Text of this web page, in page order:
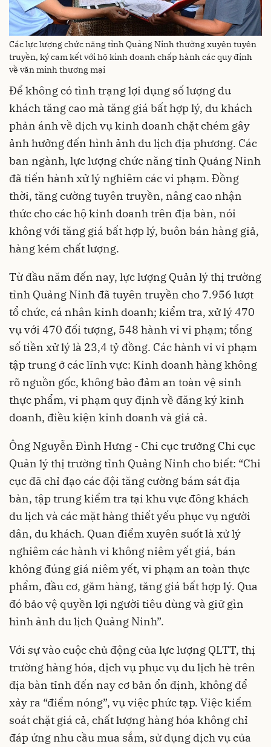
Các lực lượng chức năng tỉnh Quảng Ninh thường xuyên tuyên
truyền, ký cam kết với hộ kinh doanh chấp hành các quy định
về văn minh thương mại
Để không có tình trạng lợi dụng số lượng du
khách tăng cao mà tăng giá bất hợp lý, du khách
phản ánh về dịch vụ kinh doanh chặt chém gây
ảnh hưởng đến hình ảnh du lịch địa phương. Các
ban ngành, lực lượng chức năng tỉnh Quảng Ninh
đã tiến hành xử lý nghiêm các vi phạm. Đồng
thời, tăng cường tuyên truyền, nâng cao nhận
thức cho các hộ kinh doanh trên địa bàn, nói
không với tăng giá bất hợp lý, buôn bán hàng giả,
hàng kém chất lượng.
Từ đầu năm đến nay, lực lượng Quản lý thị trường
tỉnh Quảng Ninh đã tuyên truyền cho 7.956 lượt
tổ chức, cá nhân kinh doanh; kiểm tra, xử lý 470
vụ với 470 đối tượng, 548 hành vi vi phạm; tổng
số tiền xử lý là 23,4 tỷ đồng. Các hành vi vi phạm
tập trung ở các lĩnh vực: Kinh doanh hàng không
rõ nguồn gốc, không bảo đảm an toàn vệ sinh
thực phẩm, vi phạm quy định về đăng ký kinh
doanh, điều kiện kinh doanh và giá cả.
Ông Nguyễn Đình Hưng - Chi cục trưởng Chi cục
Quản lý thị trường tỉnh Quảng Ninh cho biết: “Chi
cục đã chỉ đạo các đội tăng cường bám sát địa
bàn, tập trung kiểm tra tại khu vực đông khách
du lịch và các mặt hàng thiết yếu phục vụ người
dân, du khách. Quan điểm xuyên suốt là xử lý
nghiêm các hành vi không niêm yết giá, bán
không đúng giá niêm yết, vi phạm an toàn thực
phẩm, đầu cơ, găm hàng, tăng giá bất hợp lý. Qua
đó bảo vệ quyền lợi người tiêu dùng và giữ gìn
hình ảnh du lịch Quảng Ninh”.
Với sự vào cuộc chủ động của lực lượng QLTT, thị
trường hàng hóa, dịch vụ phục vụ du lịch hè trên
địa bàn tỉnh đến nay cơ bản ổn định, không để
xảy ra “điểm nóng”, vụ việc phức tạp. Việc kiểm
soát chặt giá cả, chất lượng hàng hóa không chỉ
đáp ứng nhu cầu mua sắm, sử dụng dịch vụ của